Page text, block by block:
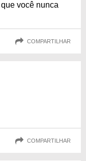
você nunca
COMPARTILHAR
COMPARTILHAR